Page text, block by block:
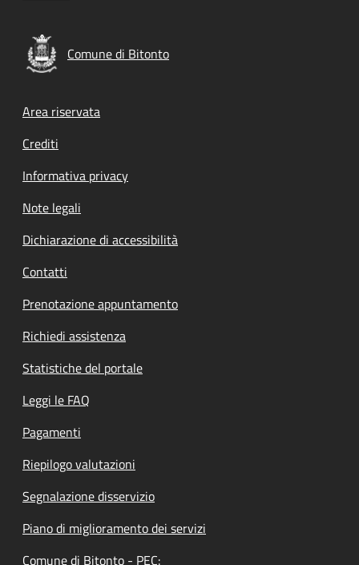
Comune di Bitonto
Footer menu
Area riservata
Crediti
Informativa privacy
Note legali
Dichiarazione di accessibilità
Contatti
Prenotazione appuntamento
Richiedi assistenza
Statistiche del portale
Leggi le FAQ
Pagamenti
Riepilogo valutazioni
Segnalazione disservizio
Piano di miglioramento dei servizi
Comune di Bitonto - PEC: